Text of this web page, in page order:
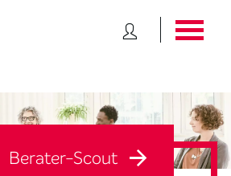
Berater-Scout